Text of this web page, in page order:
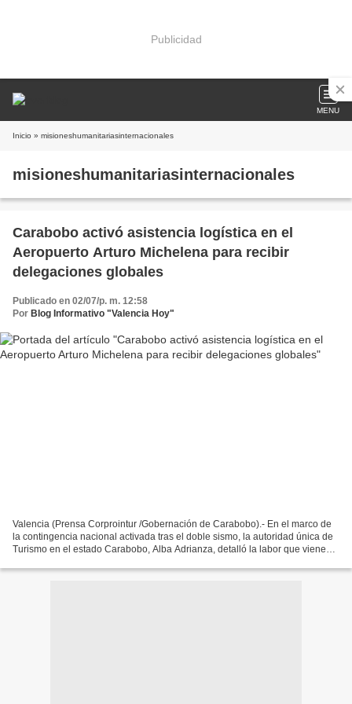
Publicidad
MENU
Inicio » misioneshumanitariasinternacionales
misioneshumanitariasinternacionales
Carabobo activó asistencia logística en el
Aeropuerto Arturo Michelena para recibir
delegaciones globales
Publicado en 02/07/p. m. 12:58
Por Blog Informativo "Valencia Hoy"
Valencia (Prensa Corprointur /Gobernación de Carabobo).- En el marco de
la contingencia nacional activada tras el doble sismo, la autoridad única de
Turismo en el estado Carabobo, Alba Adrianza, detalló la labor que viene